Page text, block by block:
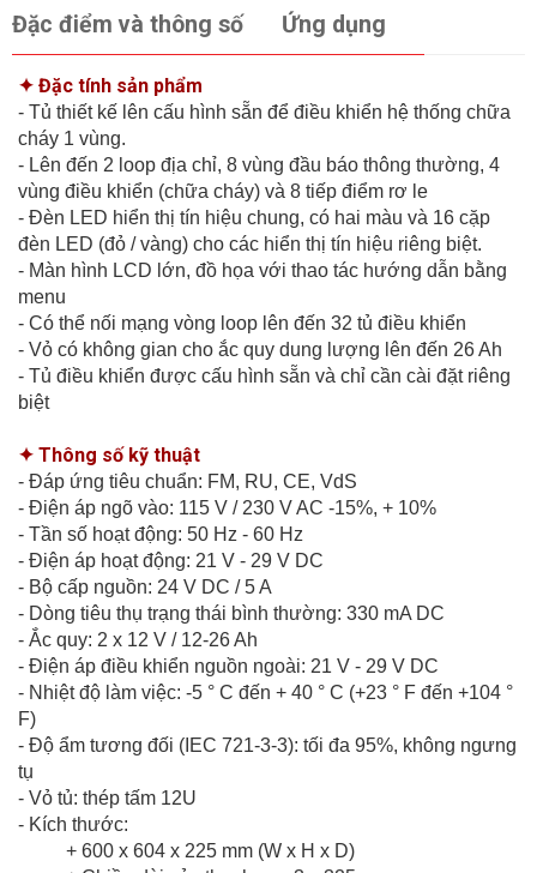
Đặc điểm và thông số Ứng dụng
✦ Đặc tính sản phẩm
- Tủ thiết kế lên cấu hình sẵn để điều khiển hệ thống chữa
cháy 1 vùng.
- Lên đến 2 loop địa chỉ, 8 vùng đầu báo thông thường, 4
vùng điều khiển (chữa cháy) và 8 tiếp điểm rơ le
- Đèn LED hiển thị tín hiệu chung, có hai màu và 16 cặp
đèn LED (đỏ / vàng) cho các hiển thị tín hiệu riêng biệt.
- Màn hình LCD lớn, đồ họa với thao tác hướng dẫn bằng
menu
- Có thể nối mạng vòng loop lên đến 32 tủ điều khiển
- Vỏ có không gian cho ắc quy dung lượng lên đến 26 Ah
- Tủ điều khiển được cấu hình sẵn và chỉ cần cài đặt riêng
biệt
✦ Thông số kỹ thuật
- Đáp ứng tiêu chuẩn: FM, RU, CE, VdS
- Điện áp ngõ vào: 115 V / 230 V AC -15%, + 10%
- Tần số hoạt động: 50 Hz - 60 Hz
- Điện áp hoạt động: 21 V - 29 V DC
- Bộ cấp nguồn: 24 V DC / 5 A
- Dòng tiêu thụ trạng thái bình thường: 330 mA DC
- Ắc quy: 2 x 12 V / 12-26 Ah
- Điện áp điều khiển nguồn ngoài: 21 V - 29 V DC
- Nhiệt độ làm việc: -5 ° C đến + 40 ° C (+23 ° F đến +104 °
F)
- Độ ẩm tương đối (IEC 721-3-3): tối đa 95%, không ngưng
tụ
- Vỏ tủ: thép tấm 12U
- Kích thước:
+ 600 x 604 x 225 mm (W x H x D)